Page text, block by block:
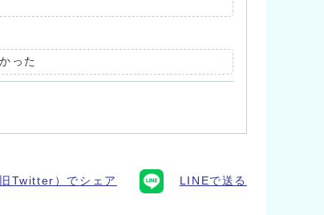
った
Twitter）でシェア LINEで送る